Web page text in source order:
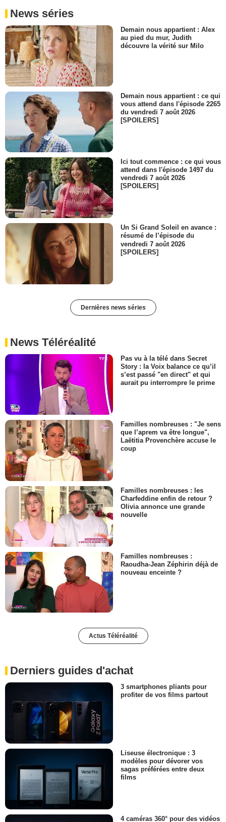
News séries
Demain nous appartient : Alex
au pied du mur, Judith
découvre la vérité sur Milo
Demain nous appartient : ce qui
vous attend dans l'épisode 2265
du vendredi 7 août 2026
[SPOILERS]
Ici tout commence : ce qui vous
attend dans l'épisode 1497 du
vendredi 7 août 2026
[SPOILERS]
Un Si Grand Soleil en avance :
résumé de l’épisode du
vendredi 7 août 2026
[SPOILERS]
Dernières news séries
News Téléréalité
Pas vu à la télé dans Secret
Story : la Voix balance ce qu’il
s’est passé "en direct" et qui
aurait pu interrompre le prime
Familles nombreuses : "Je sens
que l’aprem va être longue",
Laëtitia Provenchère accuse le
coup
Familles nombreuses : les
Charfeddine enfin de retour ?
Olivia annonce une grande
nouvelle
Familles nombreuses :
Raoudha-Jean Zéphirin déjà de
nouveau enceinte ?
Actus Téléréalité
Derniers guides d'achat
3 smartphones pliants pour
profiter de vos films partout
Liseuse électronique : 3
modèles pour dévorer vos
sagas préférées entre deux
films
4 caméras 360° pour des vidéos